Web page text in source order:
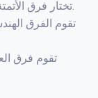
تقوم الفرق
تقوم فرق